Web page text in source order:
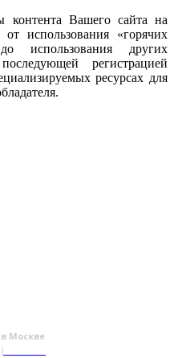
контента Вашего сайта на
использования «горячих
использования других
регистрацией
ресурсах для
Москве